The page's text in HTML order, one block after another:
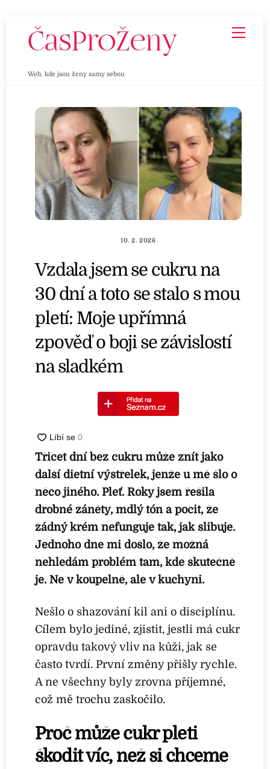
Web, kde jsou ženy samy sebou
10. 2. 2026
Vzdala jsem se cukru na
30 dní a toto se stalo s mou
pletí: Moje upřímná
zpověď o boji se závislostí
na sladkém
Třicet dní bez cukru může znít jako
další dietní výstřelek, jenže u mě šlo o
něco jiného. Pleť. Roky jsem řešila
drobné záněty, mdlý tón a pocit, že
žádný krém nefunguje tak, jak slibuje.
Jednoho dne mi došlo, že možná
nehledám problém tam, kde skutečně
je. Ne v koupelně, ale v kuchyni.
Nešlo o shazování kil ani o disciplínu.
Cílem bylo jediné, zjistit, jestli má cukr
opravdu takový vliv na kůži, jak se
často tvrdí. První změny přišly rychle.
A ne všechny byly zrovna příjemné,
což mě trochu zaskočilo.
Proč může cukr pleti
škodit víc, než si chceme